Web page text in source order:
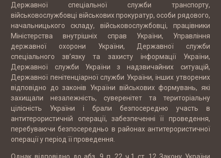
Державної спеціальної служби транспорту,
військовослужбовці військових прокуратур, особи рядового,
начальницького складу, військовослужбовці, працівники
Міністерства внутрішніх справ України, Управління
державної охорони України, Державної служби
спеціального зв’язку та захисту інформації України,
Державної служби України з надзвичайних ситуацій,
Державної пенітенціарної служби України, інших утворених
відповідно до законів України військових формувань, які
захищали незалежність, суверенітет та територіальну
цілісність України і брали безпосередню участь в
антитерористичній операції, забезпеченні її проведення,
перебуваючи безпосередньо в районах антитерористичної
операції у період її проведення.
Однак відповідно до абз. 9 п. 22 ч.1 ст. 12 Закону України